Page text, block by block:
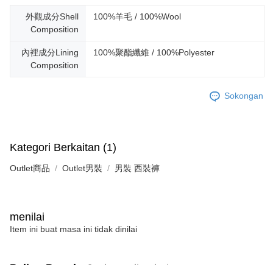
外觀成分Shell
Composition
100%羊毛 / 100%Wool
內裡成分Lining
Composition
100%聚酯纖維 / 100%Polyester
Sokongan
Kategori Berkaitan (1)
Outlet商品 Outlet男裝 男裝 西裝褲
menilai
Item ini buat masa ini tidak dinilai